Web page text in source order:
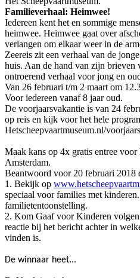
Familieverhaal: Heimwee!
Iedereen kent het en sommige
heimwee. Heimwee gaat over
verlangen om elkaar weer in de
Zeereis zit een verhaal van de
huis. Aan de hand van zijn brieven
ontroerend verhaal voor jong en
Van 26 februari t/m 2 maart om
Voor iedereen vanaf 8 jaar oud.
De voorjaarsvakantie is van 24
op reis en kijk voor het hele
Hetscheepvaartmuseum.nl/
Maak kans op 4x gratis entree voor
Amsterdam.
Beantwoord voor 20 februari 2018
1. Bekijk op
speciaal voor families met
familietentoonstelling.
2. Kom Gaaf voor Kinderen
reactie bij het bericht achter in
vinden is.
De winnaar heet...